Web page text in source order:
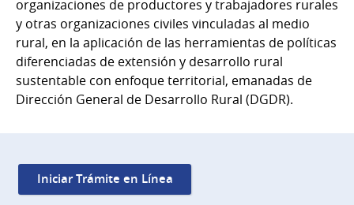
organizaciones de productores y trabajadores rurales
y otras organizaciones civiles vinculadas al medio
rural, en la aplicación de las herramientas de políticas
diferenciadas de extensión y desarrollo rural
sustentable con enfoque territorial, emanadas de
Dirección General de Desarrollo Rural (DGDR).
Iniciar Trámite en Línea